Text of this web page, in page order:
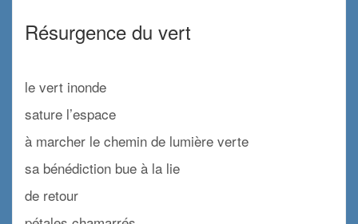
Résurgence du vert
le vert inonde
sature l’espace
à marcher le chemin de lumière verte
sa bénédiction bue à la lie
de retour